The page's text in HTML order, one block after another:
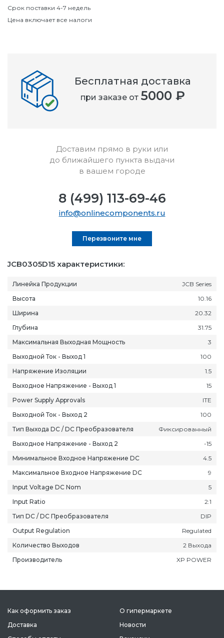
Срок поставки 4-7 недель
Цена включает все налоги
JCB0305D15 характеристики:
Линейка Продукции
JCB Series
Высота
10.16
Ширина
20.32
Глубина
31.75
Максимальная Выходная Мощность
3
Выходной Ток - Выход 1
100
Напряжение Изоляции
1.5
Выходное Напряжение - Выход 1
15
Power Supply Approvals
ITE
Выходной Ток - Выход 2
100
Тип Выхода DC / DC Преобразователя
Фиксированный
Выходное Напряжение - Выход 2
-15
Минимальное Входное Напряжение DC
4.5
Максимальное Входное Напряжение DC
9
Input Voltage DC Nom
5
Input Ratio
2:1
Тип DC / DC Преобразователя
DIP
Output Regulation
Regulated
Количество Выходов
2 Выхода
Производитель
XP POWER
Бесплатная доставка
при заказе от 5000 ₽
Доставим прямо в руки или
до ближайшего пункта выдачи
в вашем городе
8 (499) 113-69-46
info@onlinecomponents.ru
Перезвоните мне
Как оформить заказ
Доставка
О гипермаркете
Новости
Липецк
Магас
Магнитогорск
Петрозаводск
Подольск
Псков